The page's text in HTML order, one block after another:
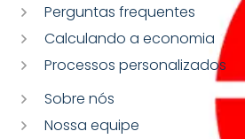
Perguntas frequentes
Calculando a economia
Processos personalizados
Sobre nós
Nossa equipe